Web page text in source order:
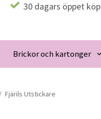
30 dagars öppet köp
Brickor och kartonger
/ Fjärils Utstickare